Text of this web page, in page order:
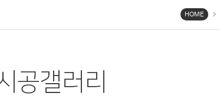
HOME chevron_right
공갤러리